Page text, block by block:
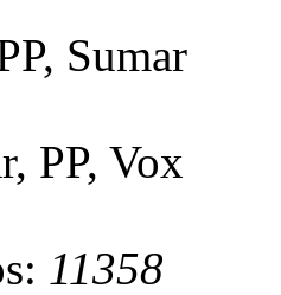
Sumar
PP, Vox
11358